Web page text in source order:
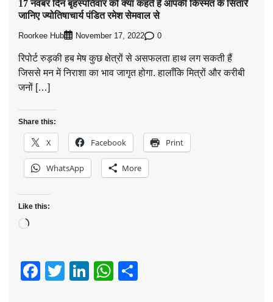
17 नवंबर दिन बृहस्पतिवार को क्या कहते हैं आपकी किस्मत के सितारे
जानिए ज्योतिषाचार्य पंडित रमेश सेमवाल से
Roorkee Hub November 17, 2022 0
रिपोर्ट रुड़की हब मेष कुछ क्षेत्रों से असफलता हाथ लग सकती हैं
जिससे मन में निराशा का भाव जागृत होगा. हालाँकि मित्रों और करीबी
जनों […]
Share this:
X Facebook Print
WhatsApp More
Like this:
Loading…
Facebook
TwitterLinkedIn
WhatsApp